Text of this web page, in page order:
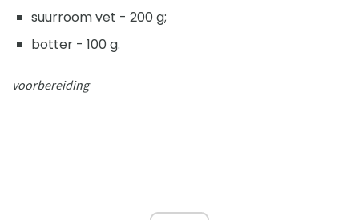
suurroom vet - 200 g;
botter - 100 g.
voorbereiding